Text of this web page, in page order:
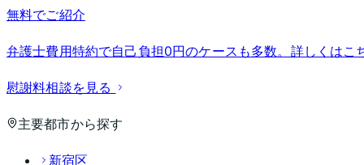
無料でご紹介
弁護士費用特約で自己負担0円のケースも多数。詳しくはこ
慰謝料相談を見る
主要都市から探す
新宿区